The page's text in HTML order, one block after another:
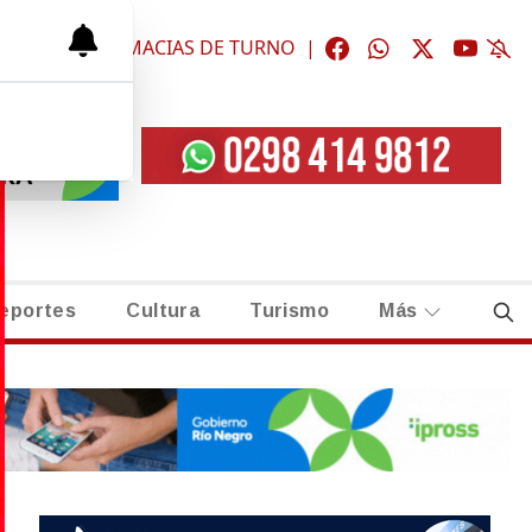
| FARMACIAS DE TURNO |
Cultura Turismo Más